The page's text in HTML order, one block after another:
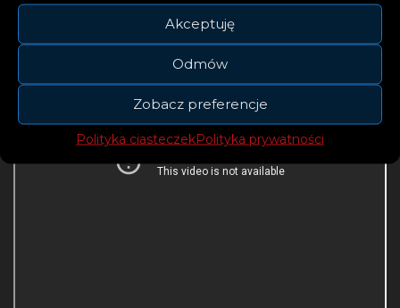
Akceptuję
Odmów
Zobacz preferencje
Polityka ciasteczekPolityka prywatności